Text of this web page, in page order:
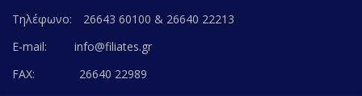
Τηλέφωνο:
26643 60100 & 26640 22213
E-mail:
info@filiates.gr
FAX:
26640 22989